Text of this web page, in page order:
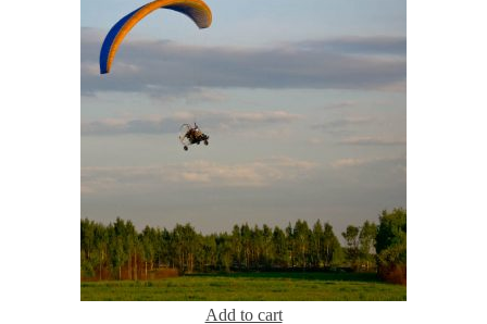
Add to cart